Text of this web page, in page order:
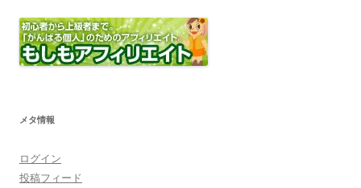
メタ情報
ログイン
投稿フィード